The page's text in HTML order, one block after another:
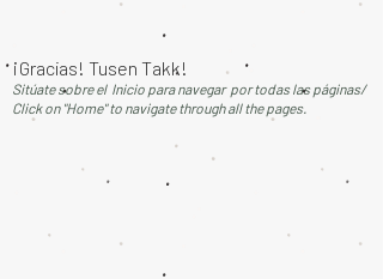
¡Gracias! Tusen Takk!
Sitúate sobre el Inicio para navegar por todas las páginas/
Click on "Home" to navigate through all the pages.